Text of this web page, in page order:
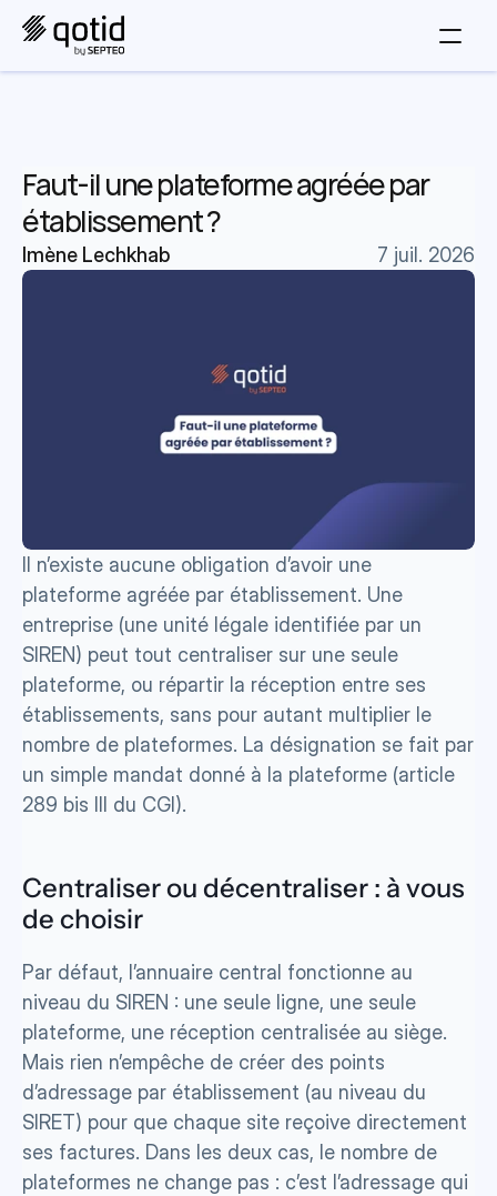
Faut-il une plateforme agréée par
établissement ?
Imène Lechkhab 7 juil. 2026
Il n’existe aucune obligation d’avoir une
plateforme agréée par établissement. Une
entreprise (une unité légale identifiée par un
SIREN) peut tout centraliser sur une seule
plateforme, ou répartir la réception entre ses
établissements, sans pour autant multiplier le
nombre de plateformes. La désignation se fait par
un simple mandat donné à la plateforme (article
289 bis III du CGI).
Centraliser ou décentraliser : à vous
de choisir
Par défaut, l’annuaire central fonctionne au
niveau du SIREN : une seule ligne, une seule
plateforme, une réception centralisée au siège.
Mais rien n’empêche de créer des points
d’adressage par établissement (au niveau du
SIRET) pour que chaque site reçoive directement
ses factures. Dans les deux cas, le nombre de
plateformes ne change pas : c’est l’adressage qui